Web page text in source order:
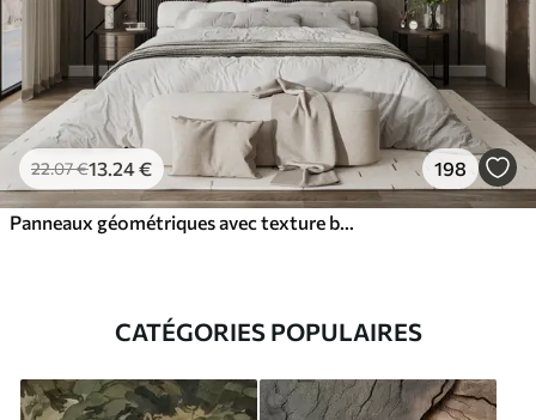
22.07€13 .24€ 198
CATÉGORIES POPULAIRES